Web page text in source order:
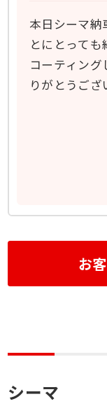
本日シーマ納
とにとっても
コーティン
りがとうござ
お
シーマ